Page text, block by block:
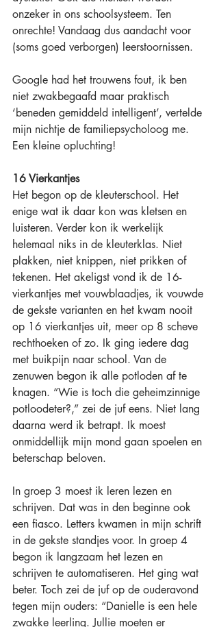
onzeker in ons schoolsysteem. Ten
onrechte! Vandaag dus aandacht voor
(soms goed verborgen) leerstoornissen.
Google had het trouwens fout, ik ben
niet zwakbegaafd maar praktisch
‘beneden gemiddeld intelligent’, vertelde
mijn nichtje de familiepsycholoog me.
Een kleine opluchting!
16 Vierkantjes
Het begon op de kleuterschool. Het
enige wat ik daar kon was kletsen en
luisteren. Verder kon ik werkelijk
helemaal niks in de kleuterklas. Niet
plakken, niet knippen, niet prikken of
tekenen. Het akeligst vond ik de 16-
vierkantjes met vouwblaadjes, ik vouwde
de gekste varianten en het kwam nooit
op 16 vierkantjes uit, meer op 8 scheve
rechthoeken of zo. Ik ging iedere dag
met buikpijn naar school. Van de
zenuwen begon ik alle potloden af te
knagen. “Wie is toch die geheimzinnige
potloodeter?,” zei de juf eens. Niet lang
daarna werd ik betrapt. Ik moest
onmiddellijk mijn mond gaan spoelen en
beterschap beloven.
In groep 3 moest ik leren lezen en
schrijven. Dat was in den beginne ook
een fiasco. Letters kwamen in mijn schrift
in de gekste standjes voor. In groep 4
begon ik langzaam het lezen en
schrijven te automatiseren. Het ging wat
beter. Toch zei de juf op de ouderavond
tegen mijn ouders: “Danielle is een hele
zwakke leerling. Jullie moeten er